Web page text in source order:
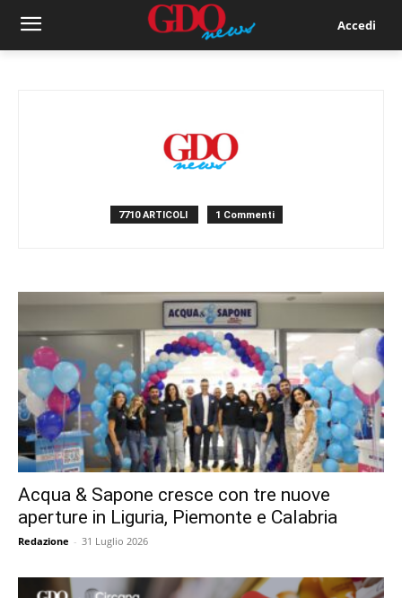
Accedi
7710 ARTICOLI 1 Commenti
Acqua & Sapone cresce con tre nuove
aperture in Liguria, Piemonte e Calabria
Redazione - 31 Luglio 2026